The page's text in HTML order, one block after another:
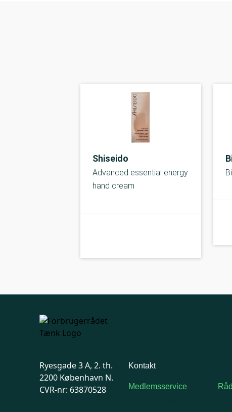
Shiseido
Advanced essential energy
hand cream
C-kolbe
Ryesgade 3 A, 2. th.
2200 København N.
CVR-nr: 63870528
Kontakt
Medlemsservice